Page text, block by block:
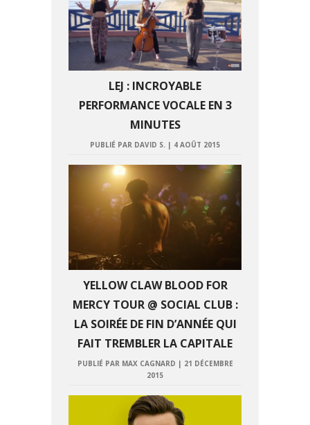
LEJ : INCROYABLE
PERFORMANCE VOCALE EN 3
MINUTES
PUBLIÉ PAR DAVID S. | 4 AOÛT 2015
YELLOW CLAW BLOOD FOR
MERCY TOUR @ SOCIAL CLUB :
LA SOIRÉE DE FIN D’ANNÉE QUI
FAIT TREMBLER LA CAPITALE
PUBLIÉ PAR MAX CAGNARD | 21 DÉCEMBRE
2015